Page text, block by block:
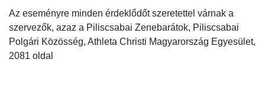
Az eseményre minden érdeklődőt szeretettel várnak a
szervezők, azaz a Piliscsabai Zenebarátok, Piliscsabai
Polgári Közösség, Athleta Christi Magyarország Egyesület,
2081 oldal